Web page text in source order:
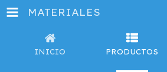
MATERIALES
INICIO PRODUCTOS